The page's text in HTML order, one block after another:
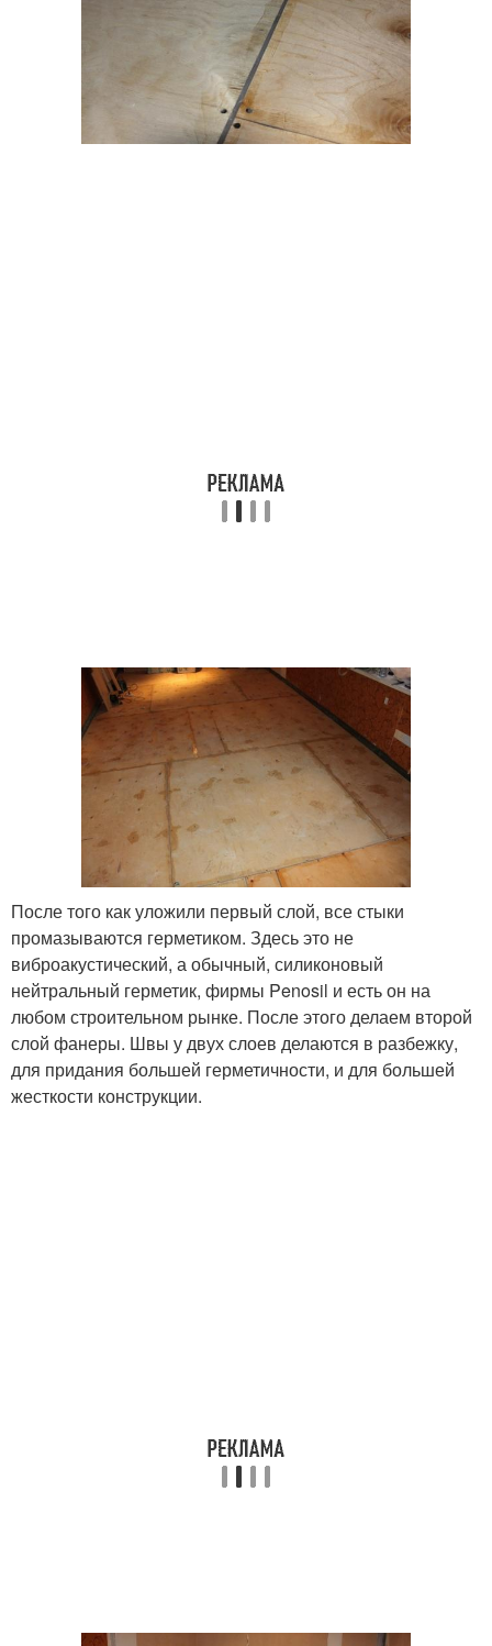
После того как уложили первый слой, все стыки
промазываются герметиком. Здесь это не
виброакустический, а обычный, силиконовый
нейтральный герметик, фирмы Penosil и есть он на
любом строительном рынке. После этого делаем второй
слой фанеры. Швы у двух слоев делаются в разбежку,
для придания большей герметичности, и для большей
жесткости конструкции.